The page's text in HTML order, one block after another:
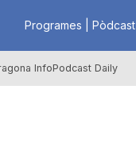
Programes | Pòdcast
InfoPodcast Daily